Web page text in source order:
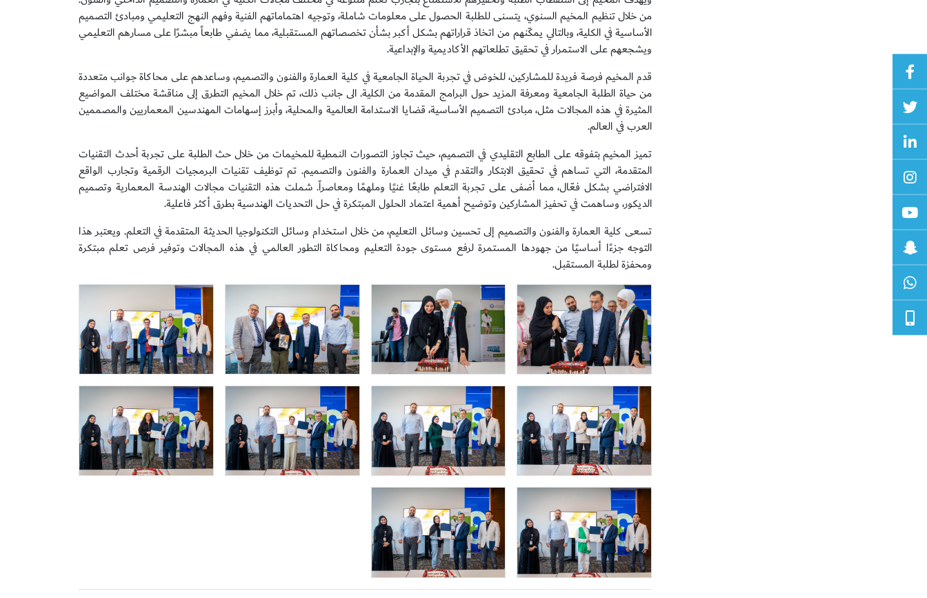
من خلال تنظيم المخيم السنوي، يتسنى للطلبة الحصول على معلومات شاملة، وتوجيه اهتماماتهم الفنية وفهم النهج التعليمي ومبادئ التصميم
الأساسية في الكلية، وبالتالي يمكّنهم من اتخاذ قراراتهم بشكل أكبر بشأن تخصصاتهم المستقبلية، مما يضفي طابعاً مبشرًا على مسارهم التعليمي
ويشجعهم على الاستمرار في تحقيق تطلعاتهم الأكاديمية والإبداعية.
قدم المخيم فرصة فريدة للمشاركين، للخوض في تجربة الحياة الجامعية في كلية العمارة والفنون والتصميم، وساعدهم على محاكاة جوانب متعددة
من حياة الطلبة الجامعية ومعرفة المزيد حول البرامج المقدمة من الكلية. الى جانب ذلك، تم خلال المخيم التطرق إلى مناقشة مختلف المواضيع
المثيرة في هذه المجالات مثل، مبادئ التصميم الأساسية، قضايا الاستدامة العالمية والمحلية، وأبرز إسهامات المهندسين المعماريين والمصممين
العرب في العالم.
تميز المخيم بتفوقه على الطابع التقليدي في التصميم، حيث تجاوز التصورات النمطية للمخيمات من خلال حث الطلبة على تجربة أحدث التقنيات
المتقدمة، التي تساهم في تحقيق الابتكار والتقدم في ميدان العمارة والفنون والتصميم. تم توظيف تقنيات البرمجيات الرقمية وتجارب الواقع
الافتراضي بشكل فعّال، مما أضفى على تجربة التعلم طابعًا غنيًا وملهمًا ومعاصراً. شملت هذه التقنيات مجالات الهندسة المعمارية وتصميم
الديكور، وساهمت في تحفيز المشاركين وتوضيح أهمية اعتماد الحلول المبتكرة في حل التحديات الهندسية بطرق أكثر فاعلية.
تسعى كلية العمارة والفنون والتصميم إلى تحسين وسائل التعليم، من خلال استخدام وسائل التكنولوجيا الحديثة المتقدمة في التعلم. ويعتبر هذا
التوجه جزءًا أساسيًا من جهودها المستمرة لرفع مستوى جودة التعليم ومحاكاة التطور العالمي في هذه المجالات وتوفير فرص تعلم مبتكرة
ومحفزة لطلبة المستقبل.